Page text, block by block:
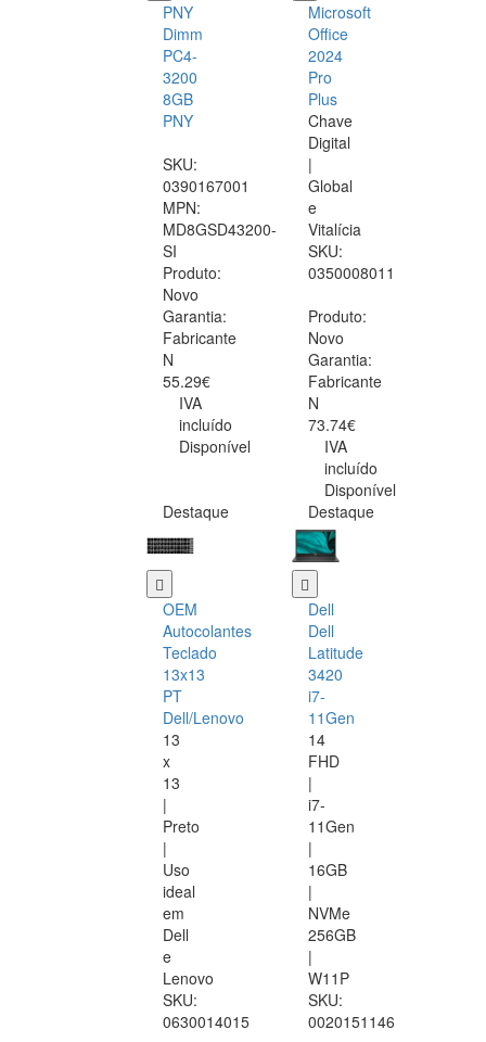
PNY
Dimm
PC4-
3200
8GB
PNY
SKU:
0390167001
MPN:
MD8GSD43200-
SI
Produto:
Novo
Garantia:
Fabricante
N
55.29€
IVA
incluído
Disponível
Microsoft
Office
2024
Pro
Plus
Chave
Digital
|
Global
e
Vitalícia
SKU:
0350008011
Produto:
Novo
Garantia:
Fabricante
N
73.74€
IVA
incluído
Disponível
Destaque
OEM
Autocolantes
Teclado
13x13
PT
Dell/Lenovo
13
x
13
|
Preto
|
Uso
ideal
em
Dell
e
Lenovo
SKU:
0630014015
Destaque
Dell
Dell
Latitude
3420
i7-
11Gen
14
FHD
|
i7-
11Gen
|
16GB
|
NVMe
256GB
|
W11P
SKU:
0020151146